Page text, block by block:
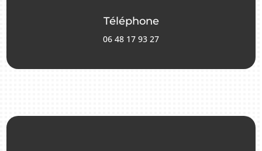
Téléphone
06 48 17 93 27